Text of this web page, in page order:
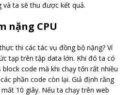
và ta sẽ thu được kết quả.
nặng CPU
thi các tác vụ đồng bộ nặng? Ví
tạp trên tập data lớn. Khi đó ta có
code mà khi chạy tốn rất nhiều
phần code còn lại. Giả định rằng
10 giây. Nếu ta chạy trên web